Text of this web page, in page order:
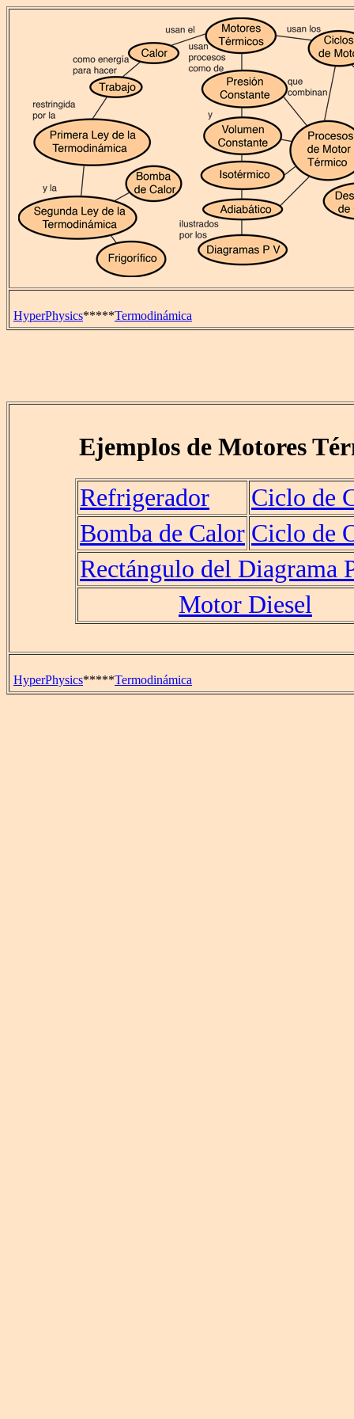
HyperPhysics*****Termodinámica
Ejemplos de Motores
Refrigerador
Ciclo de
Bomba de Calor Ciclo de
Rectángulo del Diagrama
Motor Diesel
HyperPhysics*****Termodinámica